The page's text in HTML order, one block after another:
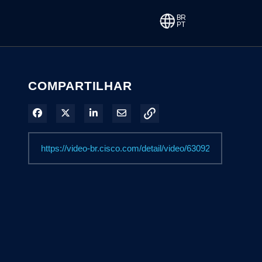
COMPARTILHAR
Compartilhar no Facebook
Compartilhar no X
Compartilhar no LinkedIn
Compartilhar por e-mail